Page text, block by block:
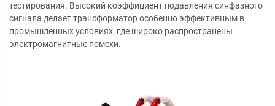
тестирования. Высокий коэффициент подавления синфазного
сигнала делает трансформатор особенно эффективным в
промышленных условиях, где широко распространены
электромагнитные помехи.